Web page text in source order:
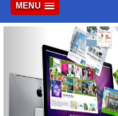
MENU